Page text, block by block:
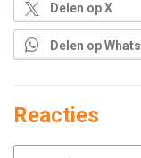
Delen op X
Delen op
Reacties